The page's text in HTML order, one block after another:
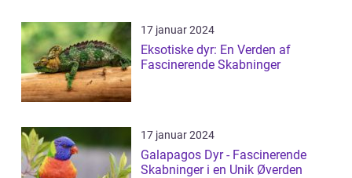
17 januar 2024
Eksotiske dyr: En Verden af
Fascinerende Skabninger
17 januar 2024
Galapagos Dyr - Fascinerende
Skabninger i en Unik Øverden